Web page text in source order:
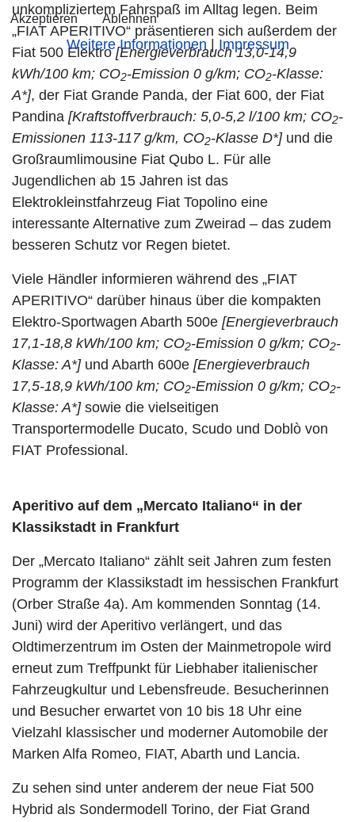
unkompliziertem Fahrspaß im Alltag legen. Beim
„FIAT APERITIVO“ präsentieren sich außerdem der
Fiat 500 Elektro[Energieverbrauch 13,0-14,9
kWh/100 km; CO2-Emission 0 g/km; CO2-Klasse:
A*], der Fiat Grande Panda, der Fiat 600, der Fiat
Pandina [Kraftstoffverbrauch: 5,0-5,2 l/100 km; CO2-
Emissionen 113-117 g/km, CO2-Klasse D*]und die
Großraumlimousine Fiat Qubo L. Für alle
Jugendlichen ab 15 Jahren ist das
Elektrokleinstfahrzeug Fiat Topolino eine
interessante Alternative zum Zweirad – das zudem
besseren Schutz vor Regen bietet.
Viele Händler informieren während des „FIAT
APERITIVO“ darüber hinaus über die kompakten
Elektro-Sportwagen Abarth 500e [Energieverbrauch
17,1-18,8 kWh/100 km; CO2-Emission 0 g/km; CO2-
Klasse: A*]und Abarth 600e [Energieverbrauch
17,5-18,9 kWh/100 km; CO2-Emission 0 g/km; CO2-
Klasse: A*]sowie die vielseitigen
Transportermodelle Ducato, Scudo und Doblò von
FIAT Professional.
Aperitivo auf dem „Mercato Italiano“ in der
Klassikstadt in Frankfurt
Der „Mercato Italiano“ zählt seit Jahren zum festen
Programm der Klassikstadt im hessischen Frankfurt
(Orber Straße 4a). Am kommenden Sonntag (14.
Juni) wird der Aperitivo verlängert, und das
Oldtimerzentrum im Osten der Mainmetropole wird
erneut zum Treffpunkt für Liebhaber italienischer
Fahrzeugkultur und Lebensfreude. Besucherinnen
und Besucher erwartet von 10 bis 18 Uhr eine
Vielzahl klassischer und moderner Automobile der
Marken Alfa Romeo, FIAT, Abarth und Lancia.
Zu sehen sind unter anderem der neue Fiat 500
Hybrid als Sondermodell Torino, der Fiat Grand
Akzeptieren Ablehnen
Weitere Informationen | Impressum